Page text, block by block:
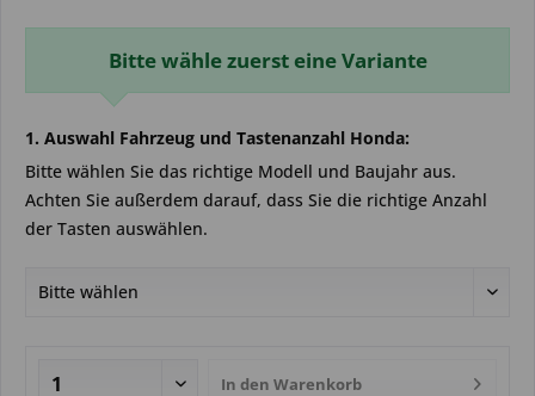
Bitte wähle zuerst eine Variante
1. Auswahl Fahrzeug und Tastenanzahl Honda:
Bitte wählen Sie das richtige Modell und Baujahr aus.
Achten Sie außerdem darauf, dass Sie die richtige Anzahl
der Tasten auswählen.
In den Warenkorb